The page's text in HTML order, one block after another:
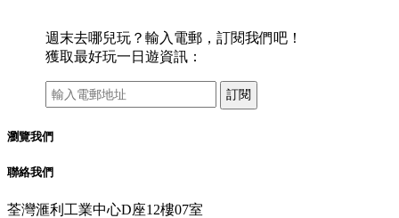
週末去哪兒玩？輸入電郵，訂閱我們吧！
獲取最好玩一日遊資訊：
訂閱
瀏覽我們
聯絡我們
荃灣滙利工業中心D座12樓07室